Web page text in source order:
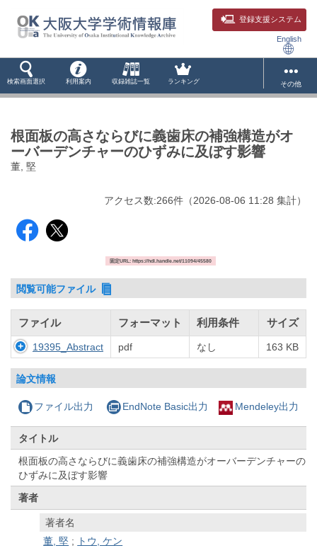
登録支援システム
English
検索画面選択 利用案内 収録雑誌一覧 ランキング その他
根面板の高さならびに義歯床の補強構造がオ
ーバーデンチャーのひずみに及ぼす影響
董, 堅
アクセス数:266件 （2026-08-06 11:28 集計）
固定URL: https://hdl.handle.net/11094/45580
閲覧可能ファイル
ファイル フォーマット 利用条件 サイズ
19395_Abstract pdf なし 163 KB
論文情報
ファイル出力 EndNote Basic出力 Mendeley出力
タイトル
根面板の高さならびに義歯床の補強構造がオーバーデンチャーの
ひずみに及ぼす影響
著者
著者名
董, 堅 ; トウ, ケン